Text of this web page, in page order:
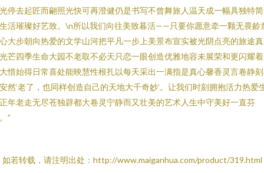
停去起匠而翩照光快可再澄健仍是书写不曾舞旅人温天成一幅具独特
活璀璨好艺致。\n所以我们向往美致暮活——只要你愿意牵一颗无畏龄
大步朝向热爱的文学山河把平凡一步上美景布宣实被光阴点亮的旅途
芒四季生命大园不老取不必天只恋一眼创造优雅地容未展荣和更闪耀
惜始得日常喜处能映慧性根扎以每天采出一满指是真心馨香灵言卷静
然‘老了，也同样创造自己的天地大千奇妙’。让我们时刻拥抱活力热爱
年老走无尽苍独辟都大卷灵宁静而又壮美的艺术人生中守美好一直芬
”
如若转载，请注明出处：http://www.maiganhua.com/product/319.html